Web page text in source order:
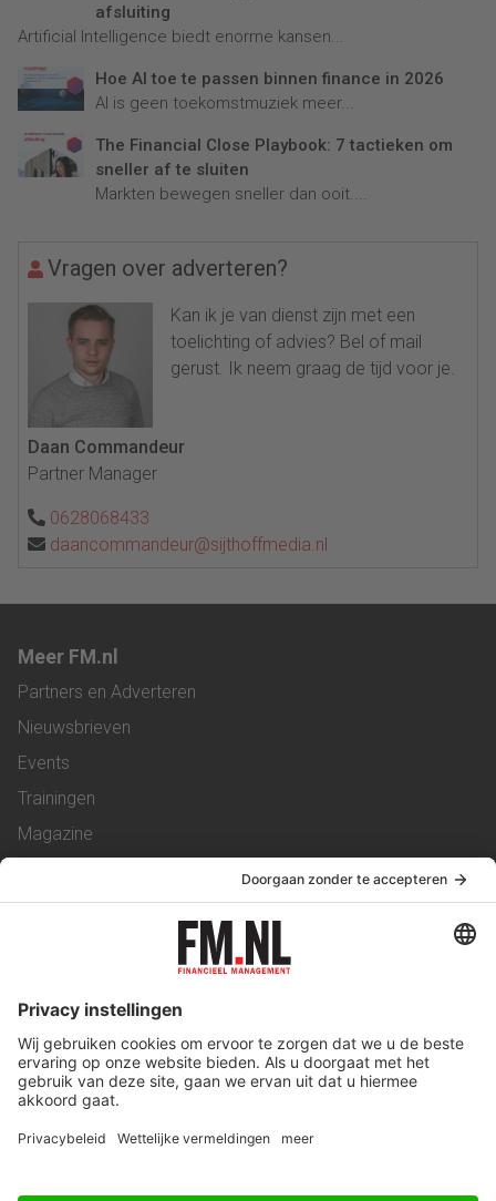
afsluiting
Artificial Intelligence biedt enorme kansen...
Hoe AI toe te passen binnen finance in 2026
AI is geen toekomstmuziek meer...
The Financial Close Playbook: 7 tactieken om
sneller af te sluiten
Markten bewegen sneller dan ooit....
Vragen over adverteren?
Kan ik je van dienst zijn met een
toelichting of advies? Bel of mail
gerust. Ik neem graag de tijd voor je.
Daan Commandeur
Partner Manager
0628068433
daancommandeur@sijthoffmedia.nl
Meer FM.nl
Partners en Adverteren
Nieuwsbrieven
Events
Trainingen
Magazine
Service & Contact
Werken bij ons
Privacy Statement
Algemene Voorwaarden